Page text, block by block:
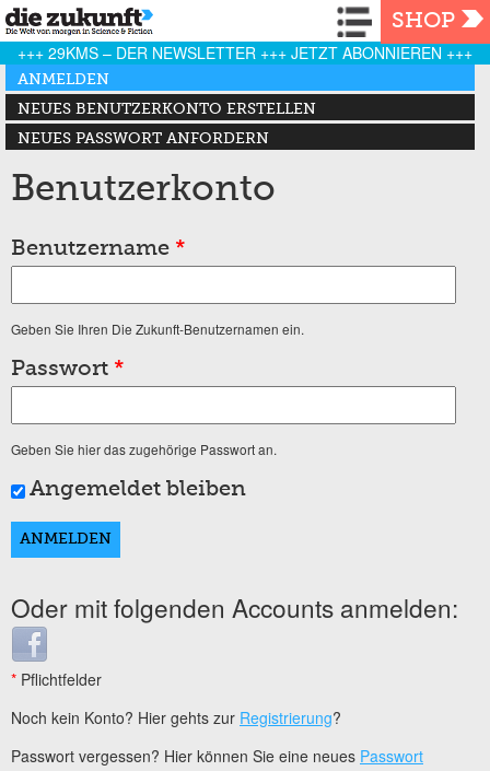
Navigation
SHOP
+++ 29KMS – DER NEWSLETTER +++ JETZT ABONNIEREN +++
Haupt-Reiter
ANMELDEN
(AKTIVER REITER)
NEUES BENUTZERKONTO ERSTELLEN
NEUES PASSWORT ANFORDERN
Benutzerkonto
Benutzername *
Geben Sie Ihren Die Zukunft-Benutzernamen ein.
Passwort *
Geben Sie hier das zugehörige Passwort an.
Angemeldet bleiben
Oder mit folgenden Accounts anmelden:
Login with Facebook
* Pflichtfelder
Noch kein Konto? Hier gehts zur Registrierung?
Passwort vergessen? Hier können Sie eine neues Passwort